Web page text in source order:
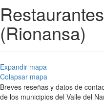
Restaurantes
(Rionansa)
Expandir mapa
Colapsar mapa
Breves reseñas y datos de
de los municipios del Valle del